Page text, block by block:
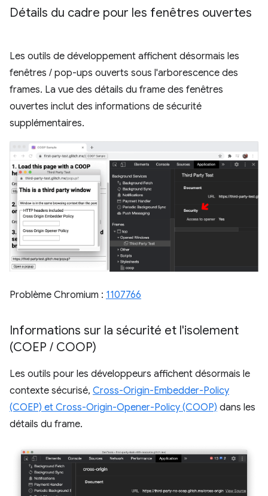
Détails du cadre pour les fenêtres ouvertes
Les outils de développement affichent désormais les
fenêtres / pop-ups ouverts sous l'arborescence des
frames. La vue des détails du frame des fenêtres
ouvertes inclut des informations de sécurité
supplémentaires.
Problème Chromium : 1107766
Informations sur la sécurité et l'isolement
(COEP / COOP)
Les outils pour les développeurs affichent désormais le
contexte sécurisé, Cross-Origin-Embedder-Policy
(COEP) et Cross-Origin-Opener-Policy (COOP) dans les
détails du frame.